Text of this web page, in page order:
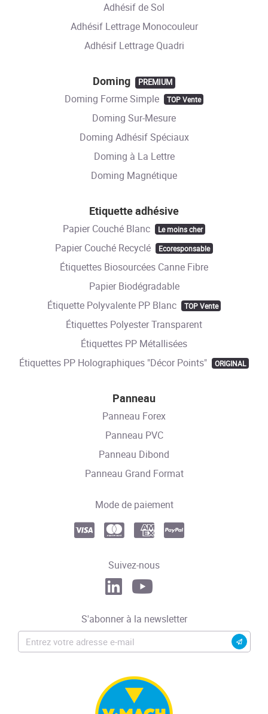
Adhésif de Sol
Adhésif Lettrage Monocouleur
Adhésif Lettrage Quadri
Doming PREMIUM
Doming Forme Simple TOP Vente
Doming Sur-Mesure
Doming Adhésif Spéciaux
Doming à La Lettre
Doming Magnétique
Etiquette adhésive
Papier Couché Blanc Le moins cher
Papier Couché Recyclé Ecoresponsable
Étiquettes Biosourcées Canne Fibre
Papier Biodégradable
Étiquette Polyvalente PP Blanc
TOP Vente
Étiquettes Polyester Transparent
Étiquettes PP Métallisées
Étiquettes PP Holographiques "Décor Points"
ORIGINAL
Panneau
Panneau Forex
Panneau PVC
Panneau Dibond
Panneau Grand Format
Mode de paiement
Suivez-nous
S'abonner à la newsletter